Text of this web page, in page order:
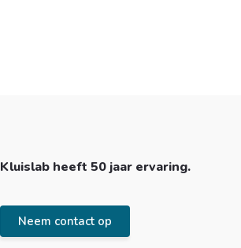
Kluislab heeft 50 jaar ervaring.
Neem contact op